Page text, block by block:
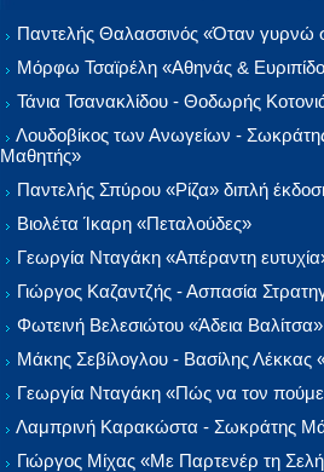
Παντελής Θαλασσινός «Όταν γυρνώ
Μόρφω Τσαϊρέλη «Αθηνάς &
Τάνια Τσανακλίδου - Θοδωρής
Λουδοβίκος των Ανωγείων -
Μαθητής»
Παντελής Σπύρου «Ρίζα» διπλή
Βιολέτα Ίκαρη «Πεταλούδες»
Γεωργία Νταγάκη «Aπέραντη
Γιώργος Καζαντζής - Ασπασία
Φωτεινή Βελεσιώτου «Άδεια Βαλίτσα»
Μάκης Σεβίλογλου - Βασίλης Λέκκας
Γεωργία Νταγάκη «Πώς να τον
Λαμπρινή Καρακώστα - Σωκράτης
Γιώργος Μίχας «Με Παρτενέρ τη